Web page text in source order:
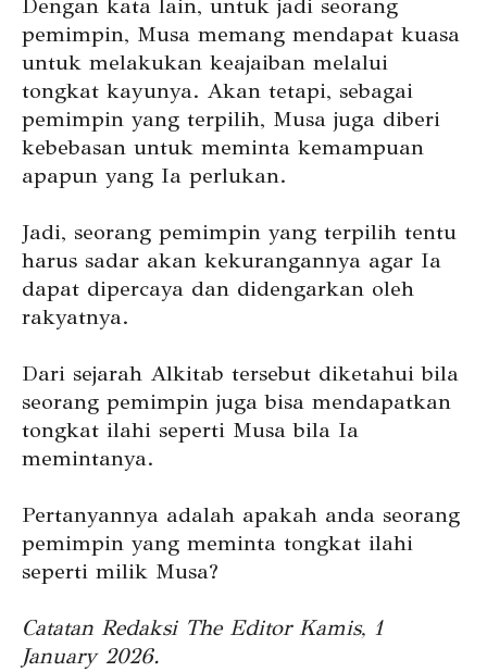
Dengan kata lain, untuk jadi seorang
pemimpin, Musa memang mendapat kuasa
untuk melakukan keajaiban melalui
tongkat kayunya. Akan tetapi, sebagai
pemimpin yang terpilih, Musa juga diberi
kebebasan untuk meminta kemampuan
apapun yang Ia perlukan.
Jadi, seorang pemimpin yang terpilih tentu
harus sadar akan kekurangannya agar Ia
dapat dipercaya dan didengarkan oleh
rakyatnya.
Dari sejarah Alkitab tersebut diketahui bila
seorang pemimpin juga bisa mendapatkan
tongkat ilahi seperti Musa bila Ia
memintanya.
Pertanyannya adalah apakah anda seorang
pemimpin yang meminta tongkat ilahi
seperti milik Musa?
Catatan Redaksi The Editor Kamis, 1
January 2026.